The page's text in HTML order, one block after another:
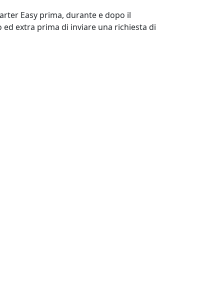
Easy prima, durante e dopo il
ed extra prima di inviare una richiesta di